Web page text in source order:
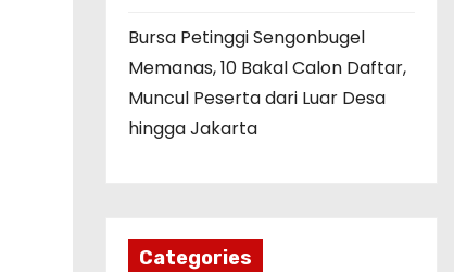
Bursa Petinggi Sengonbugel
Memanas, 10 Bakal Calon Daftar,
Muncul Peserta dari Luar Desa
hingga Jakarta
Categories